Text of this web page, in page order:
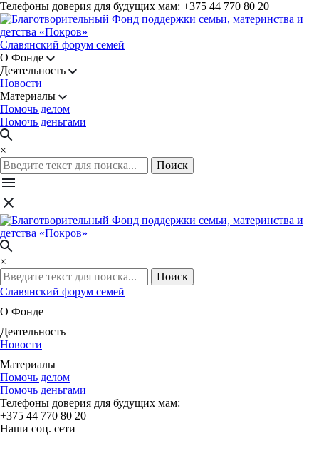
Телефоны доверия для будущих мам: +375 44 770 80 20
Славянский форум семей
О Фонде
Деятельность
Новости
Материалы
Помочь делом
Помочь деньгами
×
Поиск
×
Поиск
Славянский форум семей
О Фонде
Деятельность
Новости
Материалы
Помочь делом
Помочь деньгами
Телефоны доверия для будущих мам:
+375 44 770 80 20
Наши соц. сети